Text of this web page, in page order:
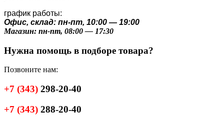
график работы:
Офис, склад: пн-пт, 10:00 — 19:00
Магазин: пн-пт, 08:00 — 17:30
Нужна помощь в подборе товара?
Позвоните нам:
+7 (343) 298-20-40
+7 (343) 288-20-40